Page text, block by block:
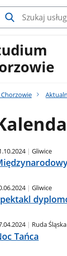
Gliwice
Gliwice
Ruda Śląska
Tańca